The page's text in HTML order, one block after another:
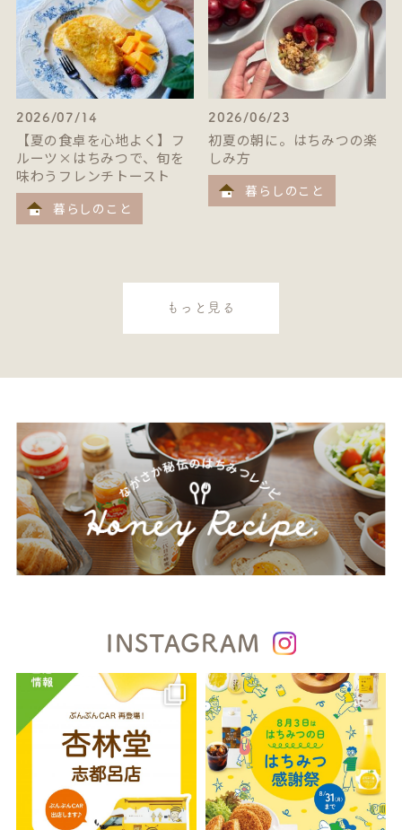
2026/07/14
【夏の食卓を心地よく】フ
ルーツ×はちみつで、旬を
味わうフレンチトースト
暮らしのこと
2026/06/23
初夏の朝に。はちみつの楽
しみ方
暮らしのこと
もっと見る
INSTAGRAM